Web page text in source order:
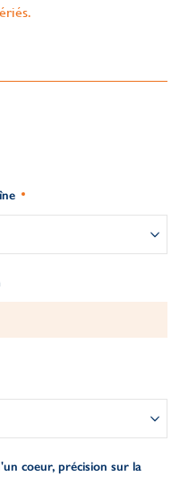
coeur, précision sur la